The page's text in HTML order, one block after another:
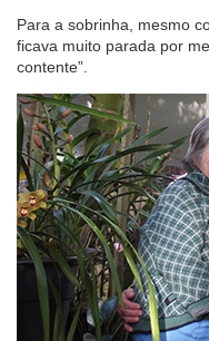
Para a sobrinha, mesmo
ficava muito parada por
contente”.